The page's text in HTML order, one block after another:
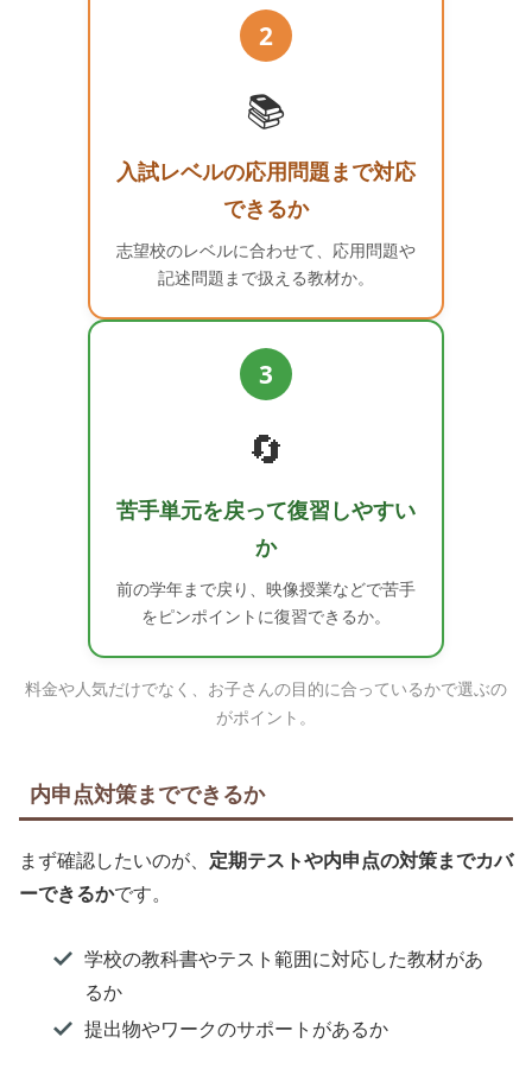
2
📚
入試レベルの応用問題まで対応
できるか
志望校のレベルに合わせて、応用問題や
記述問題まで扱える教材か。
3
🔄
苦手単元を戻って復習しやすい
か
前の学年まで戻り、映像授業などで苦手
をピンポイントに復習できるか。
料金や人気だけでなく、お子さんの目的に合っているかで選ぶの
がポイント。
内申点対策までできるか
まず確認したいのが、 定期テストや内申点の対策までカバ
ーできるかです。
学校の教科書やテスト範囲に対応した教材があ
るか
提出物やワークのサポートがあるか